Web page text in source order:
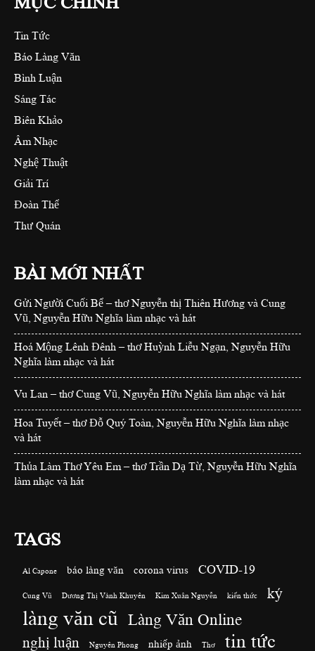
Tin Tức
Báo Làng Văn
Bình Luận
Sáng Tác
Biên Khảo
Âm Nhạc
Nghệ Thuật
Giải Trí
Đoàn Thể
Thư Quán
BÀI MỚI NHẤT
Gửi Người Cuối Bể – thơ Nguyễn thị Thiên Hương và Cung
Vũ, Nguyễn Hữu Nghĩa làm nhạc và hát
Hoá Mộng Lênh Đênh – thơ Huỳnh Liễu Ngạn, Nguyễn Hữu
Nghĩa làm nhạc và hát
Vu Lan – thơ Cung Vũ, Nguyễn Hữu Nghĩa làm nhạc và hát
Hoa Tuyết – thơ Đỗ Quý Toàn, Nguyễn Hữu Nghĩa làm nhạc
và hát
Thủa Làm Thơ Yêu Em – thơ Trần Dạ Từ, Nguyễn Hữu Nghĩa
làm nhạc và hát
TAGS
Al Capone báo làng văn corona virus COVID-19
Cung Vũ Dương Thị Vành Khuyên Kim Xuân Nguyễn kiến thức ký
làng văn cũ Làng Văn Online
nghị luận Nguyên Phong nhiếp ảnh Thơ tin tức